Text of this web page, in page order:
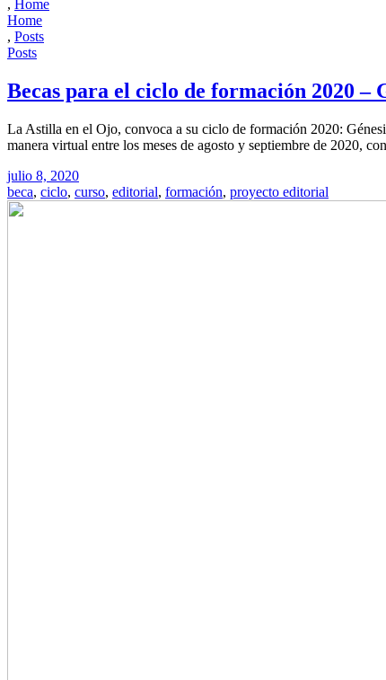
, Home
Home
, Posts
Posts
Becas para el ciclo de formación 2020 –
La Astilla en el Ojo, convoca a su ciclo de formación 2020:
manera virtual entre los meses de agosto y septiembre de 2020,
julio 8, 2020
beca, ciclo, curso, editorial, formación, proyecto editorial